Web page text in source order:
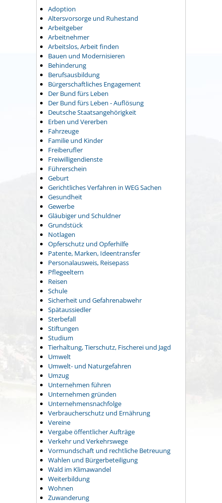
Adoption
Altersvorsorge und Ruhestand
Arbeitgeber
Arbeitnehmer
Arbeitslos, Arbeit finden
Bauen und Modernisieren
Behinderung
Berufsausbildung
Bürgerschaftliches Engagement
Der Bund fürs Leben
Der Bund fürs Leben - Auflösung
Deutsche Staatsangehörigkeit
Erben und Vererben
Fahrzeuge
Familie und Kinder
Freiberufler
Freiwilligendienste
Führerschein
Geburt
Gerichtliches Verfahren in WEG Sachen
Gesundheit
Gewerbe
Gläubiger und Schuldner
Grundstück
Notlagen
Opferschutz und Opferhilfe
Patente, Marken, Ideentransfer
Personalausweis, Reisepass
Pflegeeltern
Reisen
Schule
Sicherheit und Gefahrenabwehr
Spätaussiedler
Sterbefall
Stiftungen
Studium
Tierhaltung, Tierschutz, Fischerei und Jagd
Umwelt
Umwelt- und Naturgefahren
Umzug
Unternehmen führen
Unternehmen gründen
Unternehmensnachfolge
Verbraucherschutz und Ernährung
Vereine
Vergabe öffentlicher Aufträge
Verkehr und Verkehrswege
Vormundschaft und rechtliche Betreuung
Wahlen und Bürgerbeteiligung
Wald im Klimawandel
Weiterbildung
Wohnen
Zuwanderung